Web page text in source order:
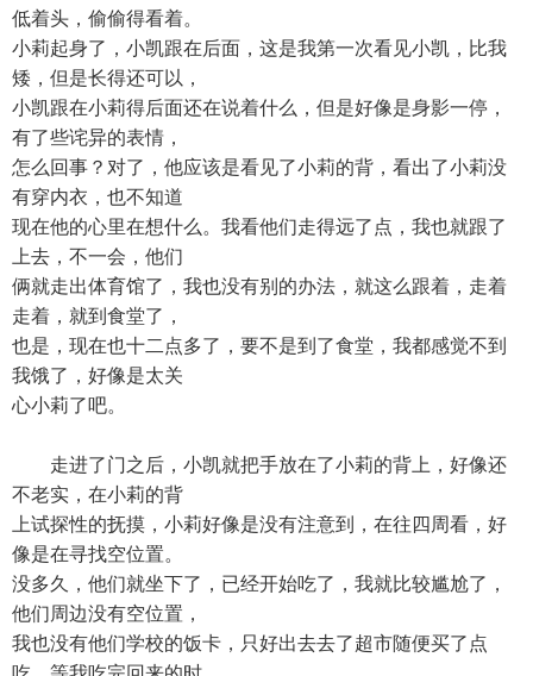
低着头，偷偷得看着。
小莉起身了，小凯跟在后面，这是我第一次看见小凯，比我
矮，但是长得还可以，
小凯跟在小莉得后面还在说着什么，但是好像是身影一停，
有了些诧异的表情，
怎么回事？对了，他应该是看见了小莉的背，看出了小莉没
有穿内衣，也不知道
现在他的心里在想什么。我看他们走得远了点，我也就跟了
上去，不一会，他们
俩就走出体育馆了，我也没有别的办法，就这么跟着，走着
走着，就到食堂了，
也是，现在也十二点多了，要不是到了食堂，我都感觉不到
我饿了，好像是太关
心小莉了吧。
走进了门之后，小凯就把手放在了小莉的背上，好像还
不老实，在小莉的背
上试探性的抚摸，小莉好像是没有注意到，在往四周看，好
像是在寻找空位置。
没多久，他们就坐下了，已经开始吃了，我就比较尴尬了，
他们周边没有空位置，
我也没有他们学校的饭卡，只好出去去了超市随便买了点